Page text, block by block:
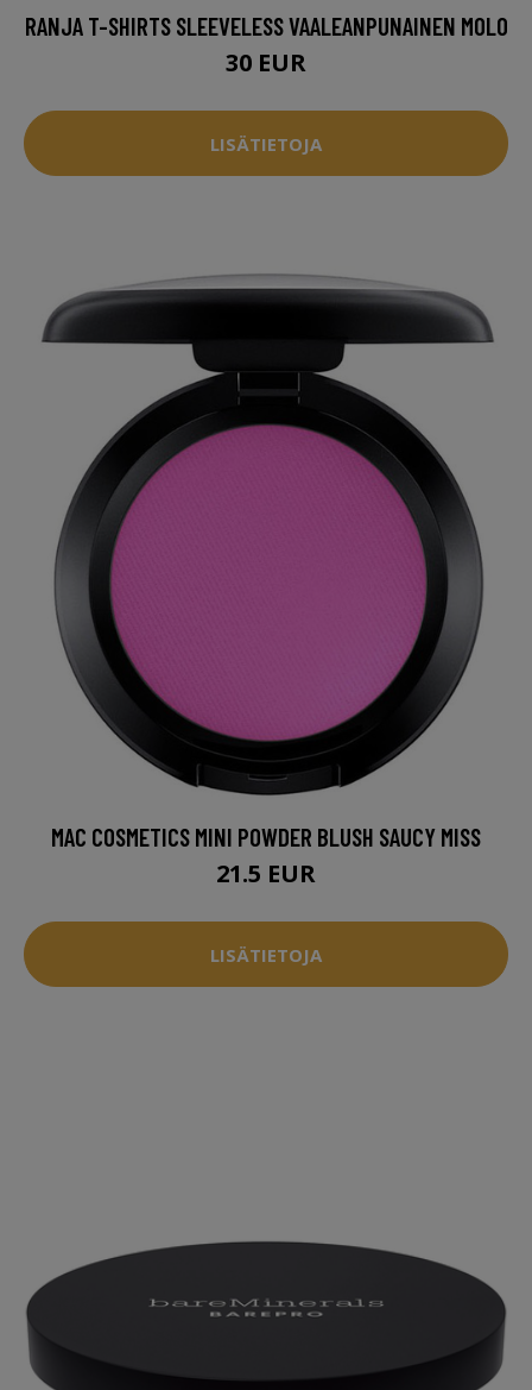
RANJA T-SHIRTS SLEEVELESS VAALEANPUNAINEN MOLO
30 EUR
LISÄTIETOJA
MAC COSMETICS MINI POWDER BLUSH SAUCY MISS
21.5 EUR
LISÄTIETOJA